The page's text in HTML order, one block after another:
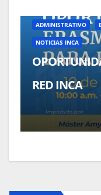
ADMINISTRATIVO
NOTICIAS INCA
RED INCA